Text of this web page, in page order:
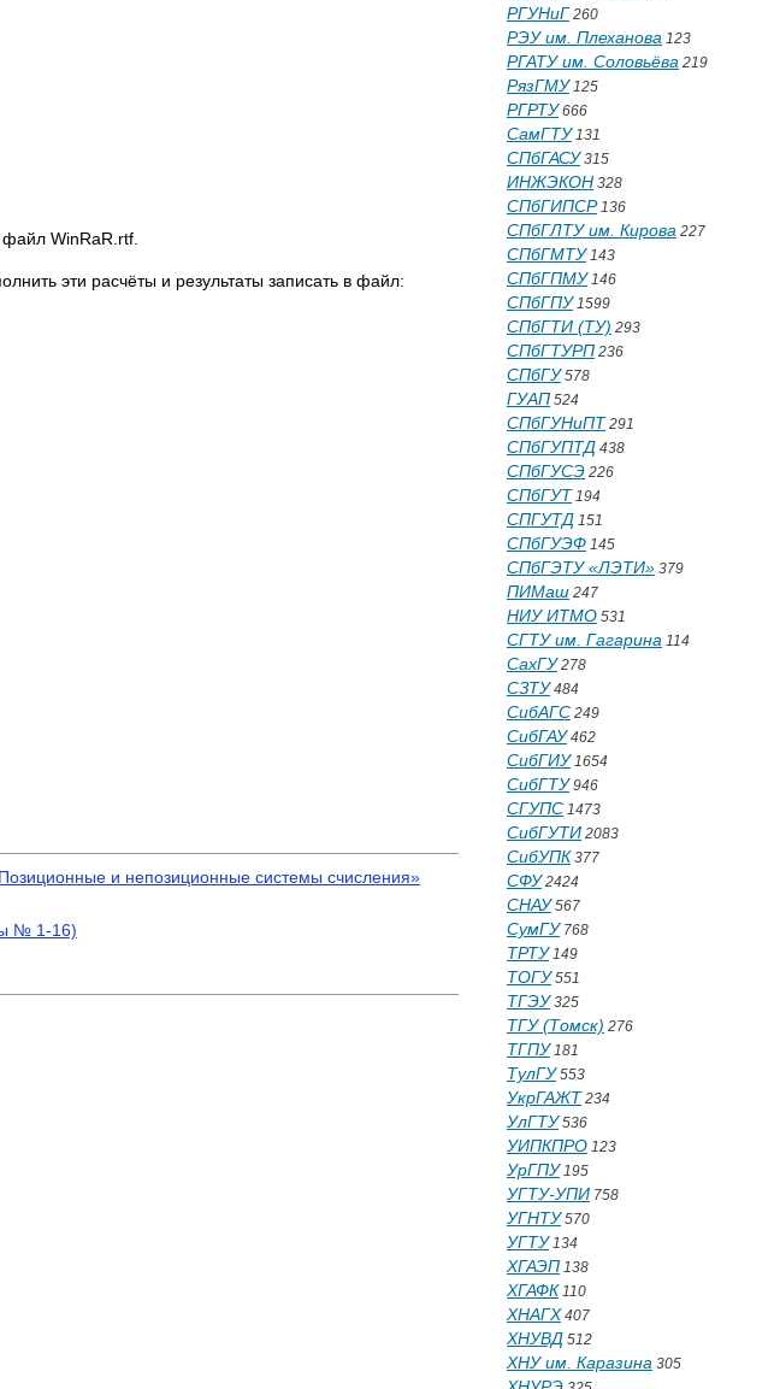
файл WinRaR.rtf.
эти расчёты и результаты записать в файл:
и непозиционные системы счисления»
№ 1-16)
РГУНиГ 260
РЭУ им. Плеханова 123
РГАТУ им. Соловьёва 219
РязГМУ125
РГРТУ666
СамГТУ131
СПбГАСУ315
ИНЖЭКОН 328
СПбГИПСР136
СПбГЛТУ им. Кирова 227
СПбГМТУ143
СПбГПМУ146
СПбГПУ1599
СПбГТИ (ТУ) 293
СПбГТУРП 236
СПбГУ578
ГУАП 524
СПбГУНиПТ 291
СПбГУПТД 438
СПбГУСЭ 226
СПбГУТ 194
СПГУТД 151
СПбГУЭФ 145
СПбГЭТУ «ЛЭТИ» 379
ПИМаш 247
НИУ ИТМО 531
СГТУ им. Гагарина 114
СахГУ278
СЗТУ484
СибАГС 249
СибГАУ462
СибГИУ1654
СибГТУ946
СГУПС 1473
СибГУТИ 2083
СибУПК 377
СФУ2424
СНАУ567
СумГУ768
ТРТУ149
ТОГУ551
ТГЭУ325
ТГУ (Томск) 276
ТГПУ181
ТулГУ553
УкрГАЖТ 234
УлГТУ536
УИПКПРО 123
УрГПУ195
УГТУ-УПИ 758
УГНТУ570
УГТУ134
ХГАЭП 138
ХГАФК 110
ХНАГХ 407
ХНУВД 512
ХНУ им. Каразина 305